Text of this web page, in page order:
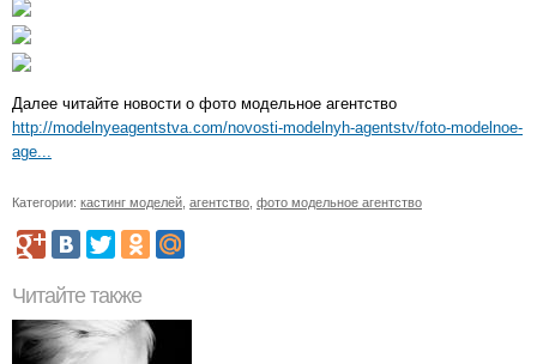
Далее читайте новости о фото модельное агентство
http://modelnyeagentstva.com/novosti-modelnyh-agentstv/foto-modelnoe-
age...
Категории: кастинг моделей агентство фото модельное агентство
Читайте также